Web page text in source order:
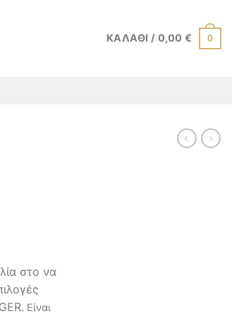
ΚΑΛΆΘΙ / 0,00€ 0
στο να
Είναι